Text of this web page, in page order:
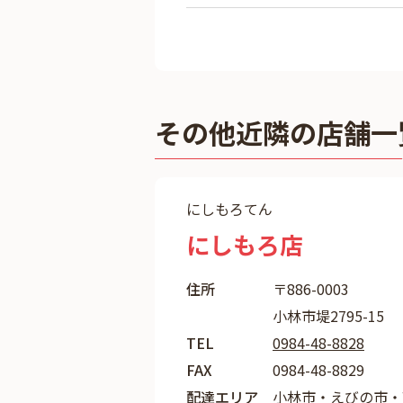
その他近隣の店舗
にしもろてん
にしもろ店
住所
〒886-0003
小林市堤2795-15
TEL
0984-48-8828
FAX
0984-48-8829
配達エリア
小林市・えびの市